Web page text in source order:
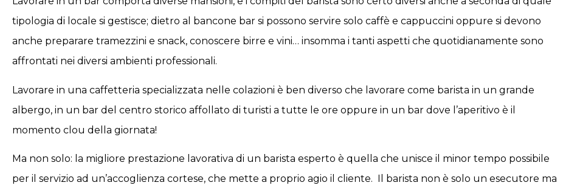
tipologia di locale si gestisce; dietro al bancone bar si possono servire solo caffè e cappuccini oppure si devono
anche preparare tramezzini e snack, conoscere birre e vini… insomma i tanti aspetti che quotidianamente sono
affrontati nei diversi ambienti professionali.
Lavorare in una caffetteria specializzata nelle colazioni è ben diverso che lavorare come barista in un grande
albergo, in un bar del centro storico affollato di turisti a tutte le ore oppure in un bar dove l’aperitivo è il
momento clou della giornata!
Ma non solo: la migliore prestazione lavorativa di un barista esperto è quella che unisce il minor tempo possibile
per il servizio ad un’accoglienza cortese, che mette a proprio agio il cliente. Il barista non è solo un esecutore ma